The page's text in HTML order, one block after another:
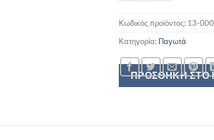
ΠΡΟΣΘΉΚΗ ΣΤΟ
Κωδικός προϊόντος: 13-
Κατηγορία: Παγωτά